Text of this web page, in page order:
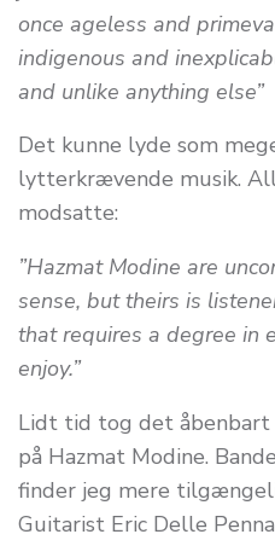
once ageless and
indigenous and
and unlike anything else”
Det kunne lyde som
lytterkrævende musik.
modsatte:
”Hazmat Modine are
sense, but theirs is
that requires a degree in
enjoy.”
Lidt tid tog det
på Hazmat Modine.
finder jeg mere
Guitarist Eric Delle